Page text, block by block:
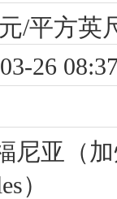
/平方英
26
尼亚（
）